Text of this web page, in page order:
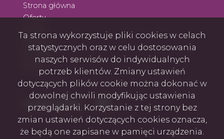
Strona główna
Oferty
Kontakt
social media Facebook
Facebook
Ta strona wykorzystuje pliki cookies w celach
statystycznych oraz w celu dostosowania
naszych serwisów do indywidualnych
potrzeb klientów. Zmiany ustawień
dotyczących plików cookie można dokonać w
dowolnej chwili modyfikując ustawienia
przeglądarki. Korzystanie z tej strony bez
zmian ustawień dotyczących cookies oznacza,
że będą one zapisane w pamięci urządzenia.